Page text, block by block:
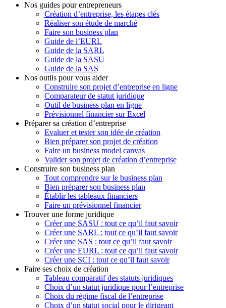
Nos guides pour entrepreneurs
Création d’entreprise, les étapes clés
Réaliser son étude de marché
Faire son business plan
Guide de l’EURL
Guide de la SARL
Guide de la SASU
Guide de la SAS
Nos outils pour vous aider
Construire son projet d’entreprise en ligne
Comparateur de statut juridique
Outil de business plan en ligne
Prévisionnel financier sur Excel
Préparer sa création d’entreprise
Evaluer et tester son idée de création
Bien préparer son projet de création
Faire un business model canvas
Valider son projet de création d’entreprise
Construire son business plan
Tout comprendre sur le business plan
Bien préparer son business plan
Établir les tableaux financiers
Faire un prévisionnel financier
Trouver une forme juridique
Créer une SASU : tout ce qu’il faut savoir
Créer une SARL : tout ce qu’il faut savoir
Créer une SAS : tout ce qu’il faut savoir
Créer une EURL : tout ce qu’il faut savoir
Créer une SCI : tout ce qu’il faut savoir
Faire ses choix de création
Tableau comparatif des statuts juridiques
Choix d’un statut juridique pour l’entreprise
Choix du régime fiscal de l’entreprise
Choix d’un statut social pour le dirigeant